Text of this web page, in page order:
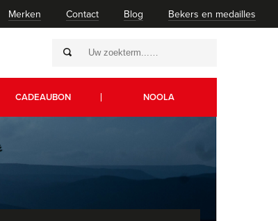
Merken Contact Blog Bekers en medailles
CADEAUBON NOOLA